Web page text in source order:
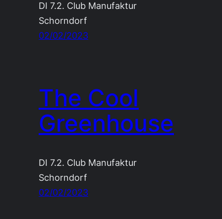
DI 7.2. Club Manufaktur
Schorndorf
02/02/2023
The Cool
Greenhouse
DI 7.2. Club Manufaktur
Schorndorf
02/02/2023